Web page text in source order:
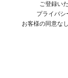
ご登録い
プライバシ
お客様の同意な